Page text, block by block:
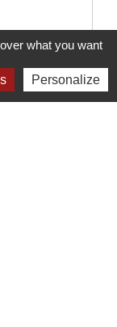
cette page
what you want
Personalize